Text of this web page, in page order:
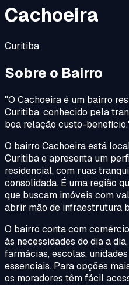
Cachoeira
Curitiba
Sobre o Bairro
"O Cachoeira é um bairro
Curitiba, conhecido pela
boa relação custo-benefício.
O bairro Cachoeira está
Curitiba e apresenta um
residencial, com ruas
consolidada. É uma região
que buscam imóveis com
abrir mão de infraestrutura
O bairro conta com
às necessidades do dia a
farmácias, escolas,
essenciais. Para opções
os moradores têm fácil